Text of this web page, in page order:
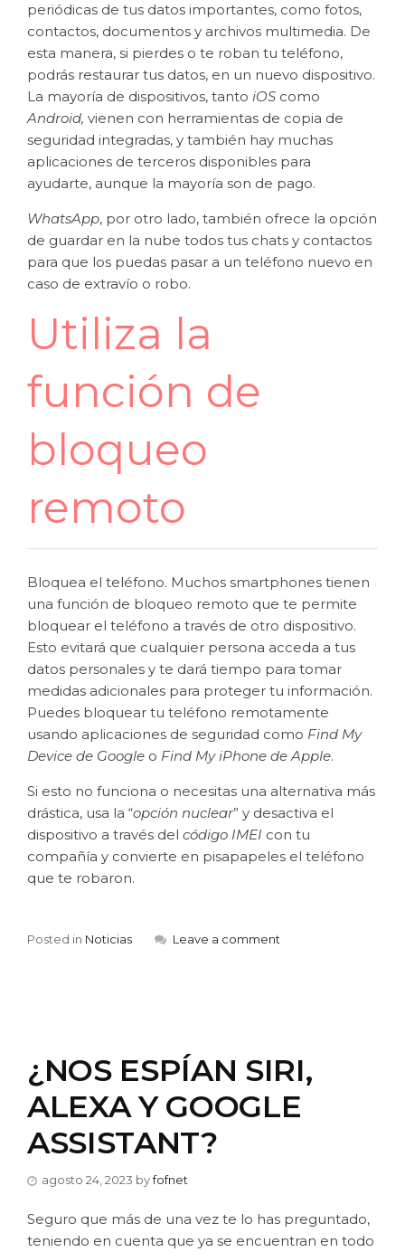
periódicas de tus datos importantes, como fotos,
contactos, documentos y archivos multimedia. De
esta manera, si pierdes o te roban tu teléfono,
podrás restaurar tus datos, en un nuevo dispositivo.
La mayoría de dispositivos, tanto iOS como
Android, vienen con herramientas de copia de
seguridad integradas, y también hay muchas
aplicaciones de terceros disponibles para
ayudarte, aunque la mayoría son de pago.
WhatsApp, por otro lado, también ofrece la opción
de guardar en la nube todos tus chats y contactos
para que los puedas pasar a un teléfono nuevo en
caso de extravío o robo.
Utiliza la
función de
bloqueo
remoto
Bloquea el teléfono. Muchos smartphones tienen
una función de bloqueo remoto que te permite
bloquear el teléfono a través de otro dispositivo.
Esto evitará que cualquier persona acceda a tus
datos personales y te dará tiempo para tomar
medidas adicionales para proteger tu información.
Puedes bloquear tu teléfono remotamente
usando aplicaciones de seguridad como Find My
Device de Google o Find My iPhone de Apple.
Si esto no funciona o necesitas una alternativa más
drástica, usa la “opción nuclear” y desactiva el
dispositivo a través del código IMEI con tu
compañía y convierte en pisapapeles el teléfono
que te robaron.
Posted in Noticias Leave a comment
¿NOS ESPÍAN SIRI,
ALEXA Y GOOGLE
ASSISTANT?
agosto 24, 2023 byfofnet
Seguro que más de una vez te lo has preguntado,
teniendo en cuenta que ya se encuentran en todo